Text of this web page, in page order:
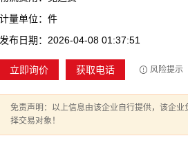
计量单位：件
发布日期：2026-04-08 01:37:51
立即询价 获取电话 风险提示
免责声明：以上信息由该企业自行提供，该企
择交易对象！